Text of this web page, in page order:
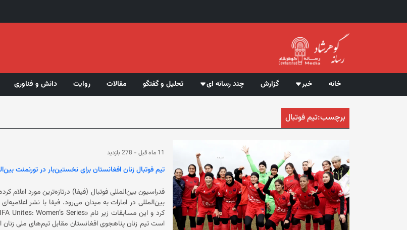
خانه خبر گزارش چند رسانه ای تحلیل و گفتگو مقالات روایت دانش و فناوری
برچسب:تیم فوتبال
11 ماه قبل - 278 بازدید
تیم فوتبال زنان افغانستان برای نخستین‌بار در تورنمنت
فدراسیون بین‌المللی فوتبال (فیفا) درتازه‌ترین مورد
بین‌المللی در امارات به